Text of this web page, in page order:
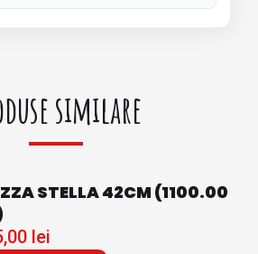
similare
STELLA 42CM (1100.00
lei